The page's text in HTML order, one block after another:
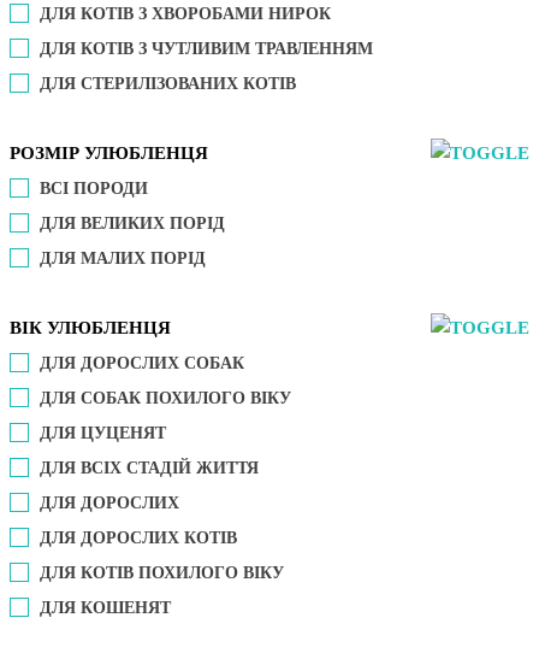
ДЛЯ КОТІВ З ХВОРОБАМИ НИРОК
ДЛЯ КОТІВ З ЧУТЛИВИМ ТРАВЛЕННЯМ
ДЛЯ СТЕРИЛІЗОВАНИХ КОТІВ
РОЗМІР УЛЮБЛЕНЦЯ
ВСІ ПОРОДИ
ДЛЯ ВЕЛИКИХ ПОРІД
ДЛЯ МАЛИХ ПОРІД
ВІК УЛЮБЛЕНЦЯ
ДЛЯ ДОРОСЛИХ СОБАК
ДЛЯ СОБАК ПОХИЛОГО ВІКУ
ДЛЯ ЦУЦЕНЯТ
ДЛЯ ВСІХ СТАДІЙ ЖИТТЯ
ДЛЯ ДОРОСЛИХ
ДЛЯ ДОРОСЛИХ КОТІВ
ДЛЯ КОТІВ ПОХИЛОГО ВІКУ
ДЛЯ КОШЕНЯТ